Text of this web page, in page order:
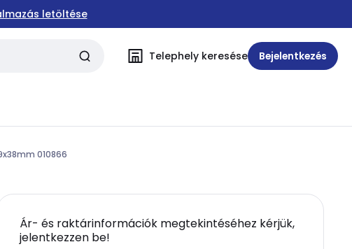
letöltése
Telephely keresése Bejelentkezés
010866
Ár- és raktárinformációk megtekintéséhez kérjük,
jelentkezzen be!